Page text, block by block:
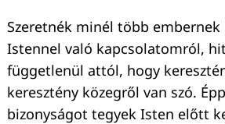
Szeretnék minél több embernek
Istennel való kapcsolatomról,
függetlenül attól, hogy
keresztény közegről van szó.
bizonyságot tegyek Isten előtt